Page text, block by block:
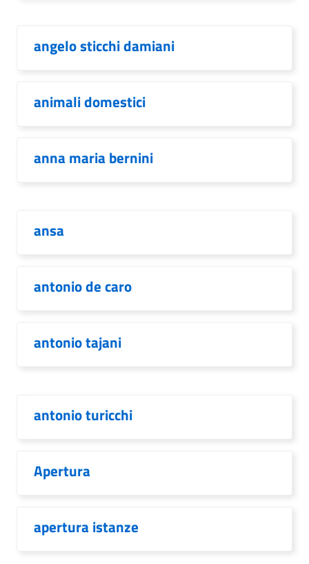
angelo sticchi damiani
animali domestici
anna maria bernini
ansa
antonio de caro
antonio tajani
antonio turicchi
Apertura
apertura istanze